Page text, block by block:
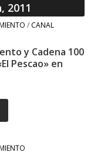
2011
/ CANAL
y Cadena 100
Pescao» en